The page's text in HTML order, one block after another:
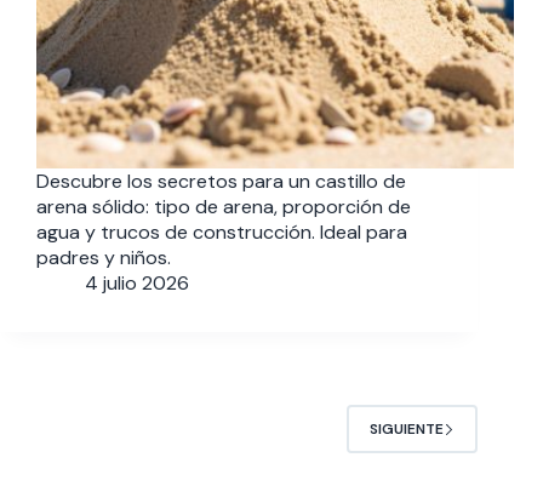
Descubre los secretos para un castillo de
arena sólido: tipo de arena, proporción de
agua y trucos de construcción. Ideal para
padres y niños.
4 julio 2026
SIGUIENTE